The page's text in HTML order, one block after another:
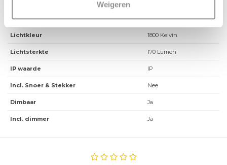
Weigeren
Energielabel
Lichtkleur 1800 Kelvin
Lichtsterkte 170 Lumen
IP waarde IP
Incl. Snoer & Stekker Nee
Dimbaar Ja
Incl. dimmer Ja